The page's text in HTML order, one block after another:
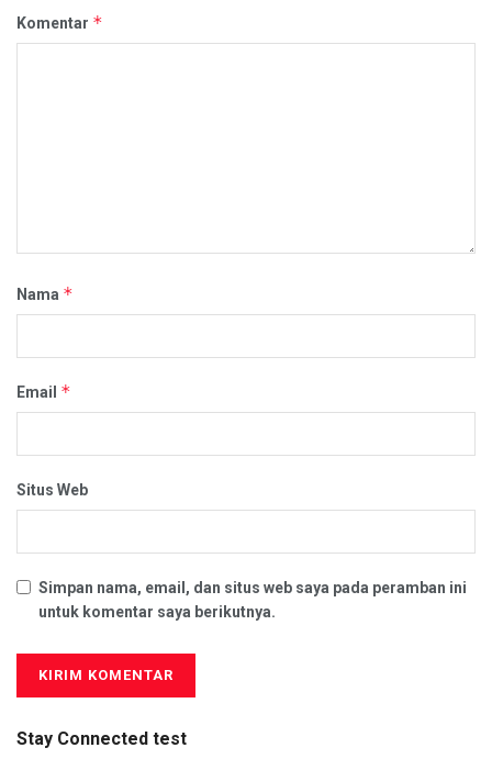
Komentar *
Nama *
Email *
Situs Web
Simpan nama, email, dan situs web saya pada peramban ini
untuk komentar saya berikutnya.
Stay Connected test